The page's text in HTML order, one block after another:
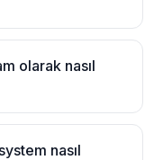
olarak nasıl
nasıl